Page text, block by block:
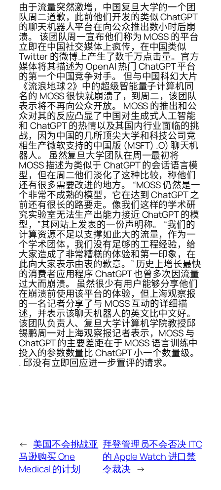
由于流量突然激增，中国复旦大学的一个团
队周二道歉，此前他们开发的类似 ChatGPT
的聊天机器人平台在向公众推出数小时后崩
溃。 该团队周一宣布他们称为 MOSS 的平台
立即在中国社交媒体上疯传，在中国类似
Twitter 的微博上产生了数千万点击量。官方
媒体将其描述为 OpenAI 热门 ChatGPT 平台
的第一个中国竞争对手。 但与中国科幻大片
《流浪地球 2》中的超级智能量子计算机同
名的 MOSS 很快就崩溃了，到周二，该团队
表示将不再向公众开放。 MOSS 的推出和公
众对其的反应凸显了中国对生成式人工智能
和 ChatGPT 的热情以及其国内行业面临的挑
战，因为中国的几所顶尖大学和科技公司竞
相生产微软支持的中国版 (MSFT) .O) 聊天机
器人。 虽然复旦大学团队在周一最初将
MOSS 描述为类似于 ChatGPT 的会话语言模
型，但在周二他们淡化了这种比较，称他们
还有很多需要改进的地方。 “MOSS 仍然是一
个非常不成熟的模型，它在达到 ChatGPT 之
前还有很长的路要走。像我们这样的学术研
究实验室无法生产出能力接近 ChatGPT 的模
型，”其网站上发表的一份声明称。 “我们的
计算资源不足以支撑如此大的流量，作为一
个学术团体，我们没有足够的工程经验，给
大家造成了非常糟糕的体验和第一印象，在
此向大家表示由衷的歉意。” 历史上增长最快
的消费者应用程序 ChatGPT 也曾多次因流量
过大而崩溃。 虽然很少有用户能够分享他们
在崩溃前使用该平台的体验，但上海观察报
的一名记者分享了与 MOSS 互动的详细描
述，并表示该聊天机器人的英文比中文好。
该团队负责人、复旦大学计算机学院教授邱
锡鹏周一对上海观察报记者表示，MOSS 与
ChatGPT 的主要差距在于 MOSS 语言训练中
投入的参数数量比 ChatGPT 小一个数量级。
. 邱没有立即回应进一步置评的请求。
← 美国不会挑战亚
马逊购买 One
Medical 的计划
拜登管理员不会否决 ITC
的 Apple Watch 进口禁
令裁决 →